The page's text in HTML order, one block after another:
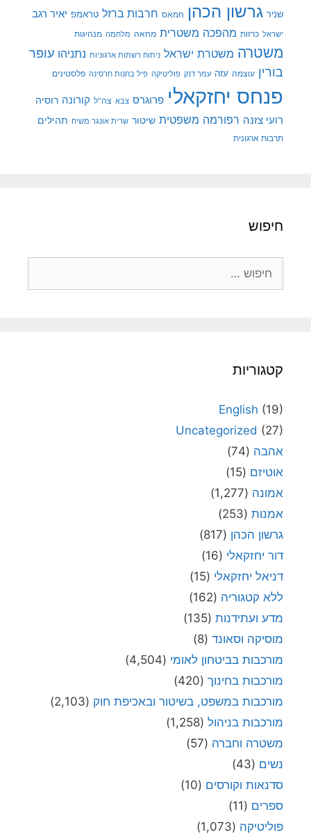
שניר גרשון הכהן חמאס חרבות ברזל טראמפ יאיר רגב
ישראל כרזות מהפכה משטרית מחאה מלחמה מנהיגות
משטרה משטרת ישראל ניתוח רשתות ארגוניות נתניהו עופר
בורין עוצמה עזה עמר דנק פוליטיקה פיל בחנות חרסינה פלסטינים
פנחס יחזקאלי פרוגרס צבא צה"ל קורונה רוסיה
רועי צזנה רפורמה משפטית שיטור שרית אונגר משיח תהילים
תרבות ארגונית
חיפוש
קטגוריות
English (19)
Uncategorized (27)
אהבה (74)
אוטיזם (15)
אמונה (1,277)
אמנות (253)
גרשון הכהן (817)
דור יחזקאלי (16)
דניאל יחזקאלי (15)
ללא קטגוריה (162)
מדע ועתידנות (135)
מוסיקה וסאונד (8)
מורכבות בביטחון לאומי (4,504)
מורכבות בחינוך (420)
מורכבות במשפט, בשיטור ובאכיפת חוק (2,103)
מורכבות בניהול (1,258)
משטרה וחברה (57)
נשים (43)
סדנאות וקורסים (10)
ספרים (11)
פוליטיקה (1,073)